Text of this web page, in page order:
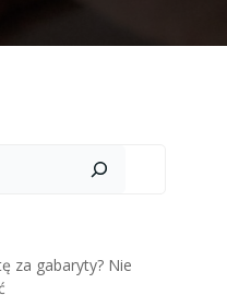
za gabaryty? Nie